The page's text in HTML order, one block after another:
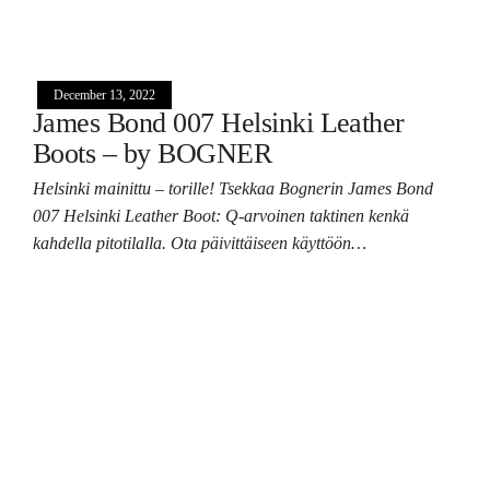
December 13, 2022
James Bond 007 Helsinki Leather
Boots – by BOGNER
Helsinki mainittu – torille! Tsekkaa Bognerin James Bond
007 Helsinki Leather Boot: Q-arvoinen taktinen kenkä
kahdella pitotilalla. Ota päivittäiseen käyttöön…